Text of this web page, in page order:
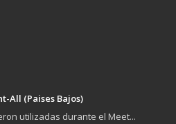
All (Paises Bajos)
utilizadas durante el Meet...